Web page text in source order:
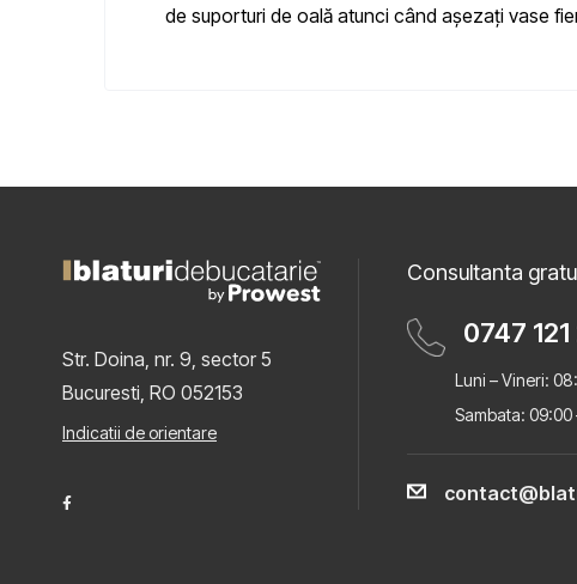
de suporturi de oală atunci când așezați vase
Str. Doina, nr. 9, sector 5
Bucuresti, RO 052153
Indicatii de orientare
Consultanta
0747 121
Luni – Vineri:
Sambata: 09:00